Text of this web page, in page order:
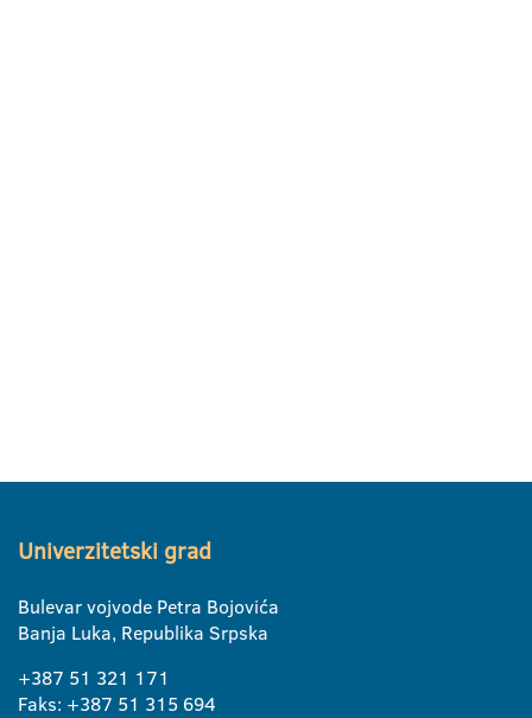
Univerzitetski grad
Bulevar vojvode Petra Bojovića
Banja Luka, Republika Srpska
+387 51 321 171
Faks: +387 51 315 694